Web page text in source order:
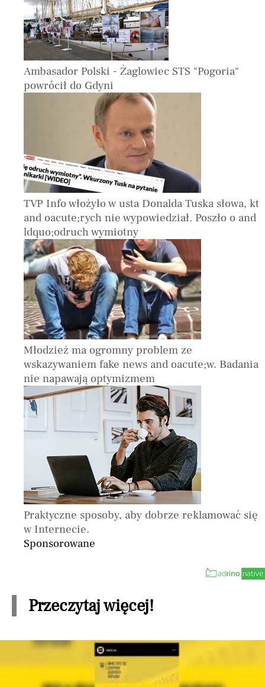
Ambasador Polski - Żaglowiec STS "Pogoria"
powrócił do Gdyni
TVP Info włożyło w usta Donalda Tuska słowa, kt
and oacute;rych nie wypowiedział. Poszło o and
ldquo;odruch wymiotny
Młodzież ma ogromny problem ze
wskazywaniem fake news and oacute;w. Badania
nie napawają optymizmem
Praktyczne sposoby, aby dobrze reklamować się
w Internecie.
Sponsorowane
Przeczytaj więcej!